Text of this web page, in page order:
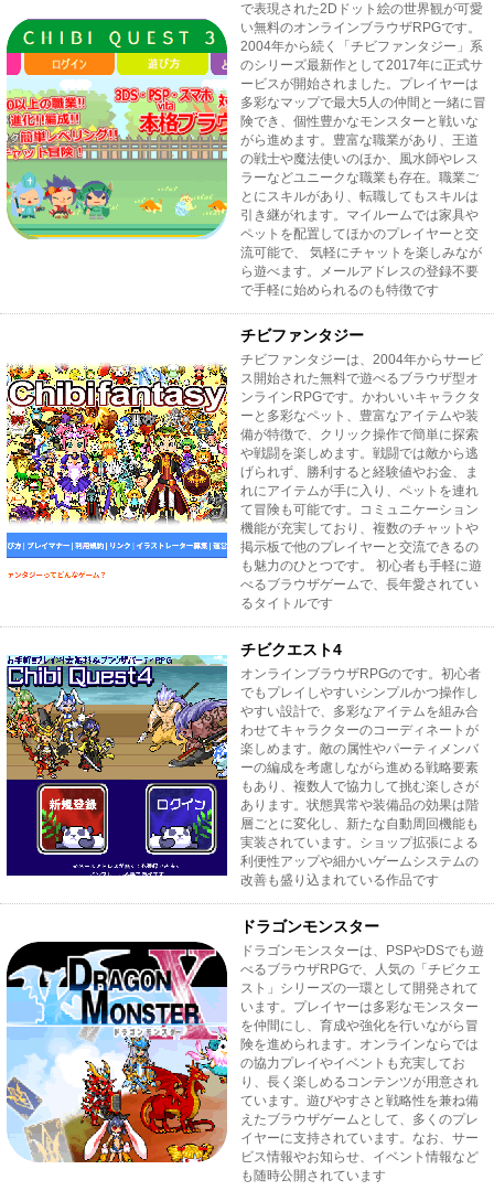
で表現された2Dドット絵の世界観が可愛
い無料のオンラインブラウザRPGです。
2004年から続く「チビファンタジー」系
のシリーズ最新作として2017年に正式サ
ービスが開始されました。プレイヤーは
多彩なマップで最大5人の仲間と一緒に冒
険でき、個性豊かなモンスターと戦いな
がら進めます。豊富な職業があり、王道
の戦士や魔法使いのほか、風水師やレス
ラーなどユニークな職業も存在。職業ご
とにスキルがあり、転職してもスキルは
引き継がれます。マイルームでは家具や
ペットを配置してほかのプレイヤーと交
流可能で、 気軽にチャットを楽しみなが
ら遊べます。メールアドレスの登録不要
で手軽に始められるのも特徴です
チビファンタジー
チビファンタジーは、2004年からサービ
ス開始された無料で遊べるブラウザ型オ
ンラインRPGです。かわいいキャラクタ
ーと多彩なペット、豊富なアイテムや装
備が特徴で、クリック操作で簡単に探索
や戦闘を楽しめます。戦闘では敵から逃
げられず、勝利すると経験値やお金、ま
れにアイテムが手に入り、ペットを連れ
て冒険も可能です。コミュニケーション
機能が充実しており、複数のチャットや
掲示板で他のプレイヤーと交流できるの
も魅力のひとつです。 初心者も手軽に遊
べるブラウザゲームで、長年愛されてい
るタイトルです
チビクエスト4
オンラインブラウザRPGのです。初心者
でもプレイしやすいシンプルかつ操作し
やすい設計で、多彩なアイテムを組み合
わせてキャラクターのコーディネートが
楽しめます。敵の属性やパーティメンバ
ーの編成を考慮しながら進める戦略要素
もあり、複数人で協力して挑む楽しさが
あります。状態異常や装備品の効果は階
層ごとに変化し、新たな自動周回機能も
実装されています。ショップ拡張による
利便性アップや細かいゲームシステムの
改善も盛り込まれている作品です
ドラゴンモンスター
ドラゴンモンスターは、PSPやDSでも遊
べるブラウザRPGで、人気の「チビクエ
スト」シリーズの一環として開発されて
います。プレイヤーは多彩なモンスター
を仲間にし、育成や強化を行いながら冒
険を進められます。オンラインならでは
の協力プレイやイベントも充実してお
り、長く楽しめるコンテンツが用意され
ています。遊びやすさと戦略性を兼ね備
えたブラウザゲームとして、多くのプレ
イヤーに支持されています。なお、サー
ビス情報やお知らせ、イベント情報など
も随時公開されています